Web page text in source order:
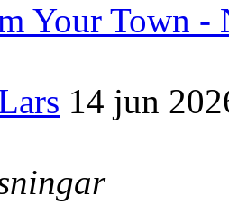
Your Town -
14 jun